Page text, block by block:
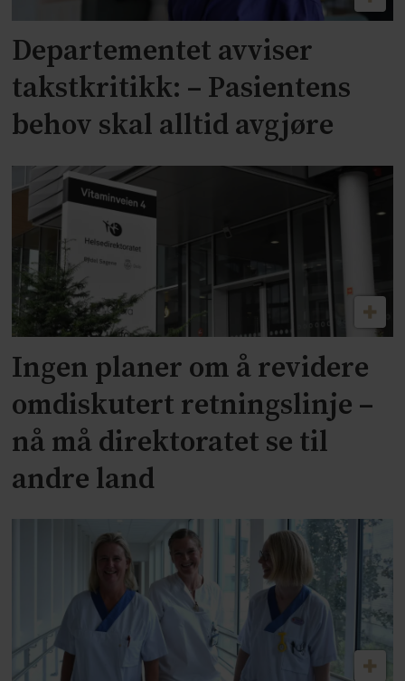
Departementet avviser
takstkritikk: – Pasientens
behov skal alltid avgjøre
Ingen planer om å revidere
omdiskutert retningslinje –
nå må direktoratet se til
andre land